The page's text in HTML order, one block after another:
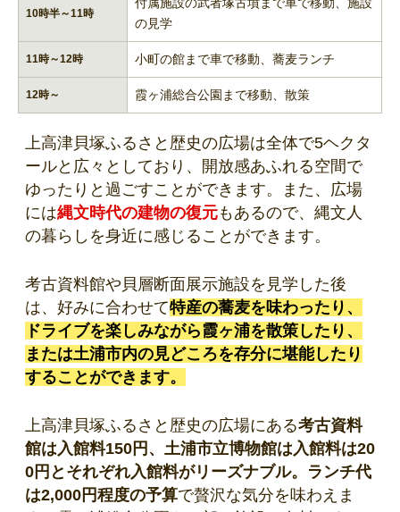
10時半～11時
付属施設の武者塚古墳まで車で移動、施設
の見学
11時～12時 小町の館まで車で移動、蕎麦ランチ
12時～ 霞ヶ浦総合公園まで移動、散策
上高津貝塚ふるさと歴史の広場は全体で5ヘクタ
ールと広々としており、開放感あふれる空間で
ゆったりと過ごすことができます。また、広場
には縄文時代の建物の復元もあるので、縄文人
の暮らしを身近に感じることができます。
考古資料館や貝層断面展示施設を見学した後
は、好みに合わせて特産の蕎麦を味わったり、
ドライブを楽しみながら霞ヶ浦を散策したり、
または土浦市内の見どころを存分に堪能したり
することができます。
上高津貝塚ふるさと歴史の広場にある考古資料
館は入館料150円、土浦市立博物館は入館料は20
0円とそれぞれ入館料がリーズナブル。ランチ代
は2,000円程度の予算で贅沢な気分を味わえま